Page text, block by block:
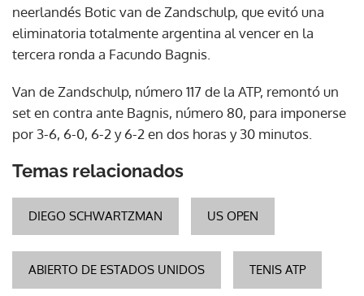
neerlandés Botic van de Zandschulp, que evitó una
eliminatoria totalmente argentina al vencer en la
tercera ronda a Facundo Bagnis.
Van de Zandschulp, número 117 de la ATP, remontó un
set en contra ante Bagnis, número 80, para imponerse
por 3-6, 6-0, 6-2 y 6-2 en dos horas y 30 minutos.
Temas relacionados
DIEGO SCHWARTZMAN US OPEN
ABIERTO DE ESTADOS UNIDOS TENIS ATP